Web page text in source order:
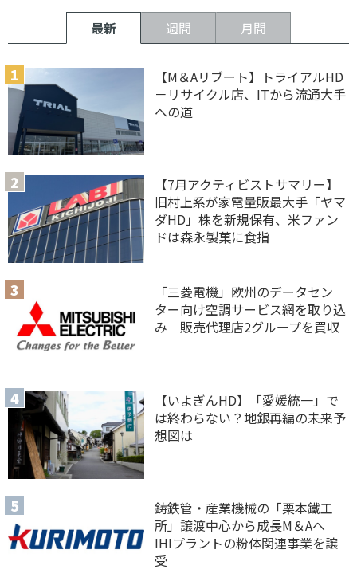
最新 週間 月間
【M＆Aリブート】トライアルHD
－リサイクル店、ITから流通大手
への道
【7月アクティビストサマリー】
旧村上系が家電量販最大手「ヤマ
ダHD」株を新規保有、米ファン
ドは森永製菓に食指
「三菱電機」欧州のデータセン
ター向け空調サービス網を取り込
み 販売代理店2グループを買収
【いよぎんHD】「愛媛統一」で
は終わらない？地銀再編の未来予
想図は
鋳鉄管・産業機械の「栗本鐵工
所」譲渡中心から成長M＆Aへ
IHIプラントの粉体関連事業を譲
受